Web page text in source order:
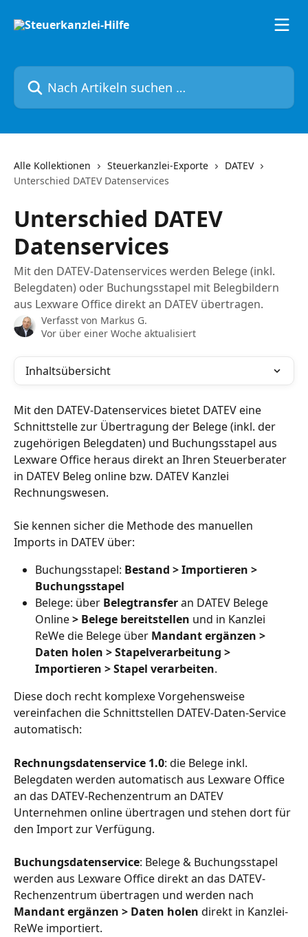
Nach Artikeln suchen …
Alle Kollektionen Steuerkanzlei-Exporte
DATEV
Unterschied DATEV Datenservices
Unterschied DATEV
Datenservices
Mit den DATEV-Datenservices werden Belege (inkl.
Belegdaten) oder Buchungsstapel mit Belegbildern
aus Lexware Office direkt an DATEV übertragen.
Verfasst von Markus G.
Vor über einer Woche aktualisiert
Inhaltsübersicht
Mit den DATEV-Datenservices bietet DATEV eine
Schnittstelle zur Übertragung der Belege (inkl. der
zugehörigen Belegdaten) und Buchungsstapel aus
Lexware Office heraus direkt an Ihren Steuerberater
in DATEV Beleg online bzw. DATEV Kanzlei
Rechnungswesen.
Sie kennen sicher die Methode des manuellen
Imports in DATEV über:
Buchungsstapel: Bestand > Importieren >
Buchungsstapel
Belege: über Belegtransfer an DATEV Belege
Online > Belege bereitstellen und in Kanzlei
ReWe die Belege über Mandant ergänzen >
Daten holen > Stapelverarbeitung >
Importieren > Stapel verarbeiten.
Diese doch recht komplexe Vorgehensweise
vereinfachen die Schnittstellen DATEV-Daten-Service
automatisch:
Rechnungsdatenservice 1.0: die Belege inkl.
Belegdaten werden automatisch aus Lexware Office
an das DATEV-Rechenzentrum an DATEV
Unternehmen online übertragen und stehen dort für
den Import zur Verfügung.
Buchungsdatenservice: Belege & Buchungsstapel
werden aus Lexware Office direkt an das DATEV-
Rechenzentrum übertragen und werden nach
Mandant ergänzen > Daten holen direkt in Kanzlei-
ReWe importiert.